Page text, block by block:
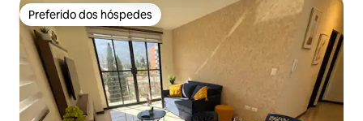
Preferido dos hóspedes
Preferido dos hóspedes